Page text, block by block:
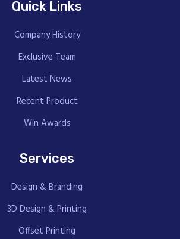
Quick Links
Company History
Exclusive Team
Latest News
Recent Product
Win Awards
Services
Design & Branding
3D Design & Printing
Offset Printing